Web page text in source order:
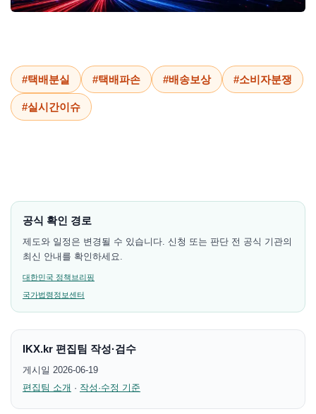
#택배분실 #택배파손 #배송보상 #소비자분쟁
#실시간이슈
공식 확인 경로
제도와 일정은 변경될 수 있습니다. 신청 또는 판단 전 공식 기관의
최신 안내를 확인하세요.
대한민국 정책브리핑
국가법령정보센터
IKX.kr 편집팀 작성·검수
게시일 2026-06-19
편집팀 소개 · 작성·수정 기준